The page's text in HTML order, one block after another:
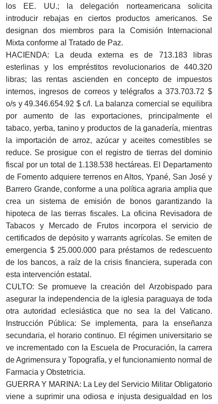
los EE. UU.; la delegación norteamericana solicita
introducir rebajas en ciertos productos americanos. Se
designan dos miembros para la Comisión Internacional
Mixta conforme al Tratado de Paz.
HACIENDA: La deuda externa es de 713.183 libras
esterlinas y los empréstitos revolucionarios de 440.320
libras; las rentas ascienden en concepto de impuestos
internos, ingresos de correos y telégrafos a 373.703.72 $
o/s y 49.346.654.92 $ c/l. La balanza comercial se equilibra
por aumento de las exportaciones, principalmente el
tabaco, yerba, tanino y productos de la ganadería, mientras
la importación de arroz, azúcar y aceites comestibles se
reduce. Se prosigue con el registro de tierras del dominio
fiscal por un total de 1.138.538 hectáreas. El Departamento
de Fomento adquiere terrenos en Altos, Ypané, San José y
Barrero Grande, conforme a una política agraria amplia que
crea un sistema de emisión de bonos garantizando la
hipoteca de las tierras fiscales. La oficina Revisadora de
Tabacos y Mercado de Frutos incorpora el servicio de
certificados de depósito y warrants agrícolas. Se emiten de
emergencia $ 25.000.000 para préstamos de redescuento
de los bancos, a raíz de la crisis financiera, superada con
esta intervención estatal.
CULTO: Se promueve la creación del Arzobispado para
asegurar la independencia de la iglesia paraguaya de toda
otra autoridad eclesiástica que no sea la del Vaticano.
Instrucción Pública: Se implementa, para la enseñanza
secundaria, el horario continuo. El régimen universitario se
ve incrementado con la Escuela de Procuración, la carrera
de Agrimensura y Topografía, y el funcionamiento normal de
Farmacia y Obstetricia.
GUERRA Y MARINA: La Ley del Servicio Militar Obligatorio
viene a suprimir una odiosa e injusta desigualdad en los